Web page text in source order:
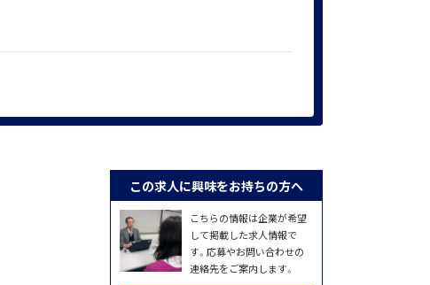
この求人に興味をお持ちの方へ
こちらの情報は企業が希望
して掲載した求人情報で
す。応募やお問い合わせの
連絡先をご案内します。